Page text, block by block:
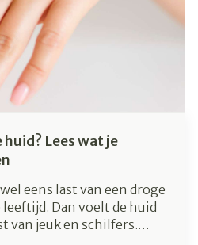
Lees wat je
eens last van een droge
Dan voelt de huid
van jeuk en schilfers.